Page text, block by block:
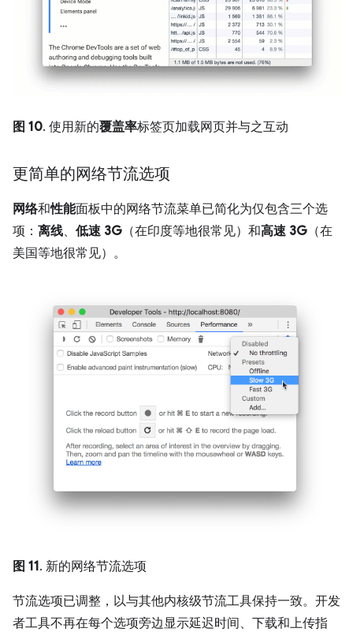
图 10. 使用新的覆盖率标签页加载网页并与之互动
更简单的网络节流选项
网络和性能面板中的网络节流菜单已简化为仅包含三个选
项： 离线、 低速 3G （在印度等地很常见）和高速 3G （在
美国等地很常见）。
图 11. 新的网络节流选项
节流选项已调整，以与其他内核级节流工具保持一致。开发
者工具不再在每个选项旁边显示延迟时间、下载和上传指